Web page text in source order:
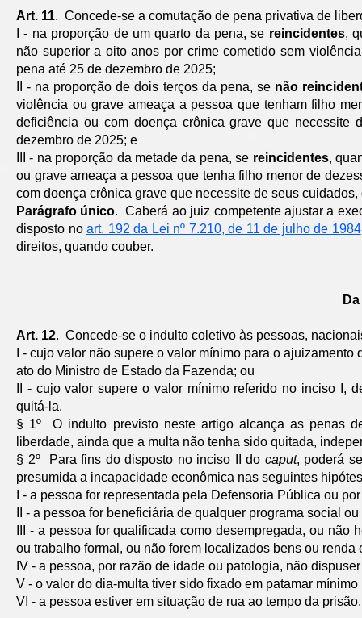
Art. 11. Concede-se a comutação de pena privativa de
I - na proporção de um quarto da pena, se reincidentes,
não superior a oito anos por crime cometido sem
pena até 25 de dezembro de 2025;
II - na proporção de dois terços da pena, se não
violência ou grave ameaça a pessoa que tenham filho
deficiência ou com doença crônica grave que
dezembro de 2025; e
III - na proporção da metade da pena, se reincidentes,
ou grave ameaça a pessoa que tenha filho menor de
com doença crônica grave que necessite de seus
Parágrafo único. Caberá ao juiz competente ajustar a
disposto noart. 192 da Lei nº 7.210, de 11 de julho de 1984
direitos, quando couber.
Art. 12. Concede-se o indulto coletivo às pessoas,
I - cujo valor não supere o valor mínimo para o
ato do Ministro de Estado da Fazenda; ou
II - cujo valor supere o valor mínimo referido no inciso I,
quitá-la.
§ 1º O indulto previsto neste artigo alcança as penas
liberdade, ainda que a multa não tenha sido quitada,
§ 2º Para fins do disposto no inciso II do caput, poderá
presumida a incapacidade econômica nas seguintes
I - a pessoa for representada pela Defensoria Pública ou
II - a pessoa for beneficiária de qualquer programa social
III - a pessoa for qualificada como desempregada, ou
ou trabalho formal, ou não forem localizados bens ou renda
IV - a pessoa, por razão de idade ou patologia, não
V - o valor do dia-multa tiver sido fixado em patamar
VI - a pessoa estiver em situação de rua ao tempo da prisão.